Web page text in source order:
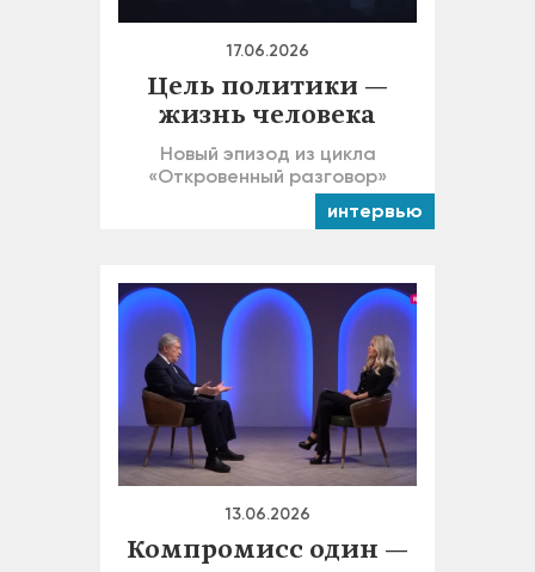
17.06.2026
Цель политики —
жизнь человека
Новый эпизод из цикла
«Откровенный разговор»
интервью
13.06.2026
Компромисс один —